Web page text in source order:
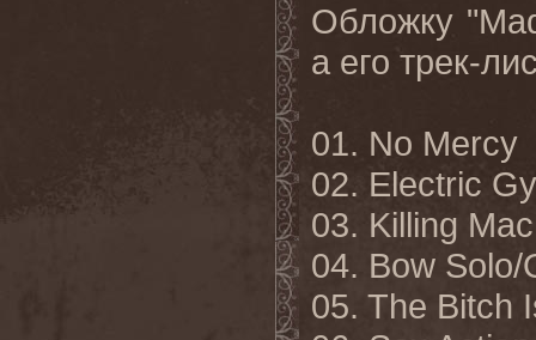
Обложку "
а его трек-
01. No Mercy
02. Electric
03. Killing
04. Bow
05. The Bitch